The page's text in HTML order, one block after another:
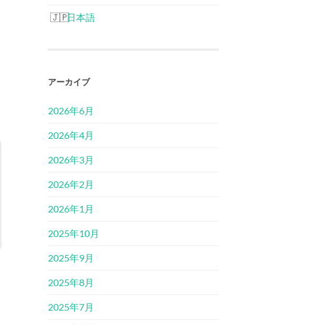
日本語
アーカイブ
2026年6月
2026年4月
2026年3月
2026年2月
2026年1月
2025年10月
2025年9月
2025年8月
2025年7月